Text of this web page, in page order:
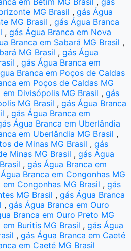
MG Brasil ,gás Água
MG Brasil ,gás Água Branca
,gás Água Branca em Nova
Branca em Sabará MG Brasil ,
MG Brasil ,gás Água
,gás Água Branca em
Branca em Poços de Caldas
em Poços de Caldas MG
em Divisópolis MG Brasil ,gás
MG Brasil ,gás Água Branca
,gás Água Branca em
Água Branca em Uberlândia
em Uberlândia MG Brasil ,
de Minas MG Brasil ,gás
Minas MG Brasil ,gás Água
,gás Água Branca em
Branca em Congonhas MG
Congonhas MG Brasil ,gás
MG Brasil ,gás Água Branca
,gás Água Branca em Ouro
Branca em Ouro Preto MG
Buritis MG Brasil ,gás Água
,gás Água Branca em Caeté
em Caeté MG Brasil